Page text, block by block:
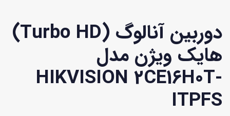
دوربین آنالوگ (Turbo HD)
هایک ویژن مدل
HIKVISION 2CE16H0T-
ITPFS